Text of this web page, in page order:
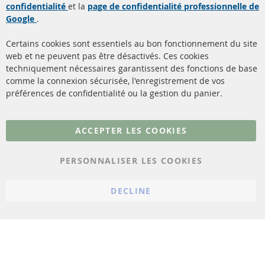
Filtres à particules diesel
(FPD)
Catalyseur (CAT)
Capteurs
Matériel de montage
à propos de nous
livraison
Contact
Résilier le contrat
Plus de liens
Conditions générales
confidentialité et la page de confidentialité professionnelle de
Google .
Certains cookies sont essentiels au bon fonctionnement du site
web et ne peuvent pas être désactivés. Ces cookies
techniquement nécessaires garantissent des fonctions de base
comme la connexion sécurisée, l'enregistrement de vos
préférences de confidentialité ou la gestion du panier.
ACCEPTER LES COOKIES
PERSONNALISER LES COOKIES
DECLINE